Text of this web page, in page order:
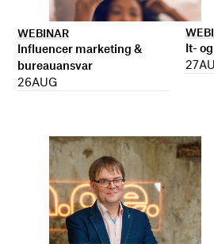
WEBINAR
Influencer marketing &
bureauansvar
26AUG
It-
27